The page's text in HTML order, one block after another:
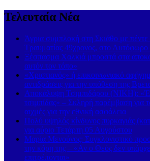
Τελευταία Νέα
Άγρια συμπλοκή στη Σκιάθο με
Τραυματίας 49χρονος, στο Αυτόφωρο
Ξέσπασμα Χαλκιά μπροστά στα
αυτόν τον τόπο»
«Χριστιανός» ή επικοινωνιακό
αντιδράσεις για την υπόθεση της
Αποκάλυψη Τσιμπιδάρου (ΝΙΚΗ):
τσιμπίδας» – Σκληρή παρέμβαση για
αιχμές για την εθνική ασφάλεια
Πολύ υψηλός κίνδυνος πυρκαγιάς
για αύριο Τετάρτη 05 Αυγούστου
Μαρία Μενούνος: Συγκλονιστικό
την κόρη της – «Αν ο Θεός δεν
επιτρέπονται»